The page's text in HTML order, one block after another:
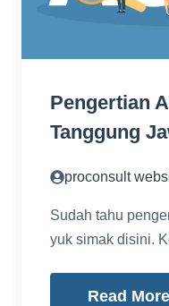
Pengertian
Tanggung
proconsult
Sudah tahu
yuk simak disini.
Read More